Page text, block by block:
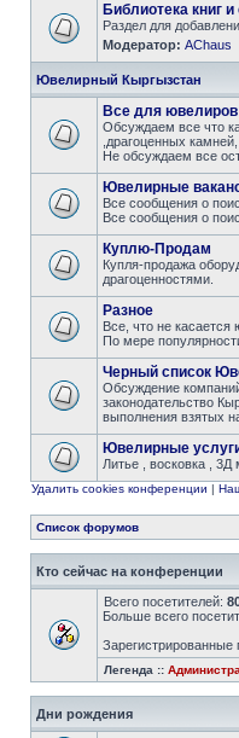
Библиотека книг
Раздел для
Модератор: AChaus
Ювелирный Кыргызстан
Все для ювелиров
Обсуждаем все что
,драгоценных камней,
Не обсуждаем все
Ювелирные
Все сообщения о
Все сообщения о
Куплю-Продам
Купля-продажа
драгоценностями.
Разное
Все, что не касается
По мере
Черный список
Обсуждение
законодательство
выполнения взятых
Ювелирные
Литье , восковка , 3Д
Удалить cookies конференции |
Список форумов
Кто сейчас на конференции
Всего посетителей:
Больше всего
Зарегистрированные
Легенда ::
Дни рождения